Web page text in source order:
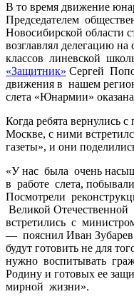
В то время движение
Председателем
Новосибирской области
возглавлял делегацию на
классов линевской
«Защитник» Сергей
движения в нашем
слета «Юнармии»
Когда ребята вернулись
Москве, с ними
газеты», и они
«У нас была очень
в работе слета,
Посмотрели
Великой
встретились с
— пояснил Иван
будут готовить не для
нужно воспитывать
Родину и готовых ее
мирной жизни».